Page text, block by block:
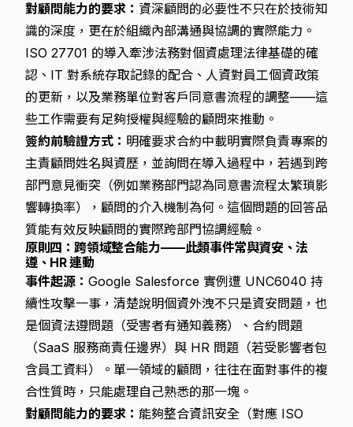
對顧問能力的要求： 資深顧問的必要性不只在於技術知
識的深度，更在於組織內部溝通與協調的實際能力。
ISO 27701 的導入牽涉法務對個資處理法律基礎的確
認、IT 對系統存取記錄的配合、人資對員工個資政策
的更新，以及業務單位對客戶同意書流程的調整——這
些工作需要有足夠授權與經驗的顧問來推動。
簽約前驗證方式： 明確要求合約中載明實際負責專案的
主責顧問姓名與資歷，並詢問在導入過程中，若遇到跨
部門意見衝突（例如業務部門認為同意書流程太繁瑣影
響轉換率），顧問的介入機制為何。這個問題的回答品
質能有效反映顧問的實際跨部門協調經驗。
原則四：跨領域整合能力——此類事件常與資安、法
遵、HR 連動
事件起源： Google Salesforce 實例遭 UNC6040 持
續性攻擊一事，清楚說明個資外洩不只是資安問題，也
是個資法遵問題（受害者有通知義務）、合約問題
（SaaS 服務商責任邊界）與 HR 問題（若受影響者包
含員工資料）。單一領域的顧問，往往在面對事件的複
合性質時，只能處理自己熟悉的那一塊。
對顧問能力的要求： 能夠整合資訊安全（對應 ISO